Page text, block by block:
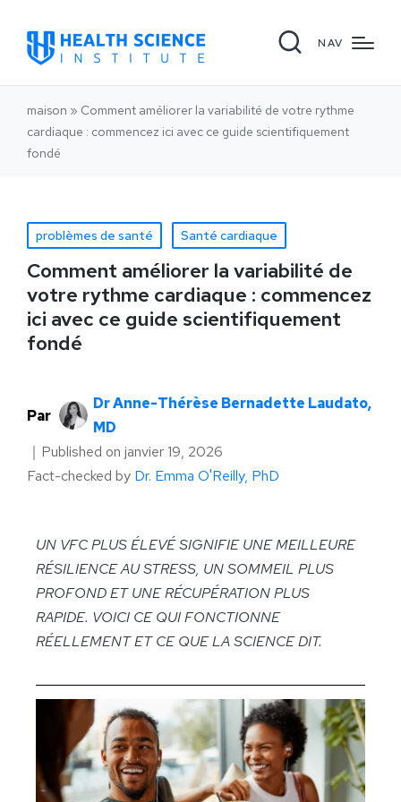
NAV
maison » Comment améliorer la variabilité de votre rythme
cardiaque : commencez ici avec ce guide scientifiquement
fondé
problèmes de santé Santé cardiaque
Comment améliorer la variabilité de
votre rythme cardiaque : commencez
ici avec ce guide scientifiquement
fondé
Par
Dr Anne-Thérèse Bernadette Laudato,
MD
｜ Published on janvier 19, 2026
Fact-checked by Dr. Emma O'Reilly, PhD
UN VFC PLUS ÉLEVÉ SIGNIFIE UNE MEILLEURE
RÉSILIENCE AU STRESS, UN SOMMEIL PLUS
PROFOND ET UNE RÉCUPÉRATION PLUS
RAPIDE. VOICI CE QUI FONCTIONNE
RÉELLEMENT ET CE QUE LA SCIENCE DIT.